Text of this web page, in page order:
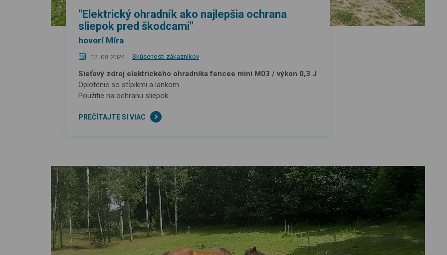
"Elektrický ohradník ako najlepšia ochrana
sliepok pred škodcami"
hovorí Míra
12. 08. 2024 Skúsenosti zákazníkov
Sieťový zdroj elektrického ohradníka fencee mini M03 / výkon 0,3 J
Oplotenie so stĺpikmi a lankom
Použitie na ochranu sliepok
PREČÍTAJTE SI VIAC